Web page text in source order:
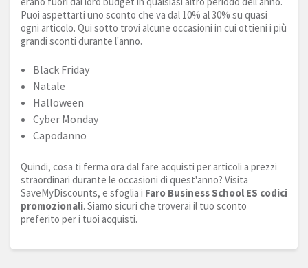
Puoi aspettarti uno sconto che va dal 10% al 30% su quasi
ogni articolo. Qui sotto trovi alcune occasioni in cui ottieni i più
grandi sconti durante l'anno.
Black Friday
Natale
Halloween
Cyber Monday
Capodanno
Quindi, cosa ti ferma ora dal fare acquisti per articoli a prezzi
straordinari durante le occasioni di quest'anno? Visita
SaveMyDiscounts, e sfoglia i Faro Business School ES codici
promozionali. Siamo sicuri che troverai il tuo sconto
preferito per i tuoi acquisti.